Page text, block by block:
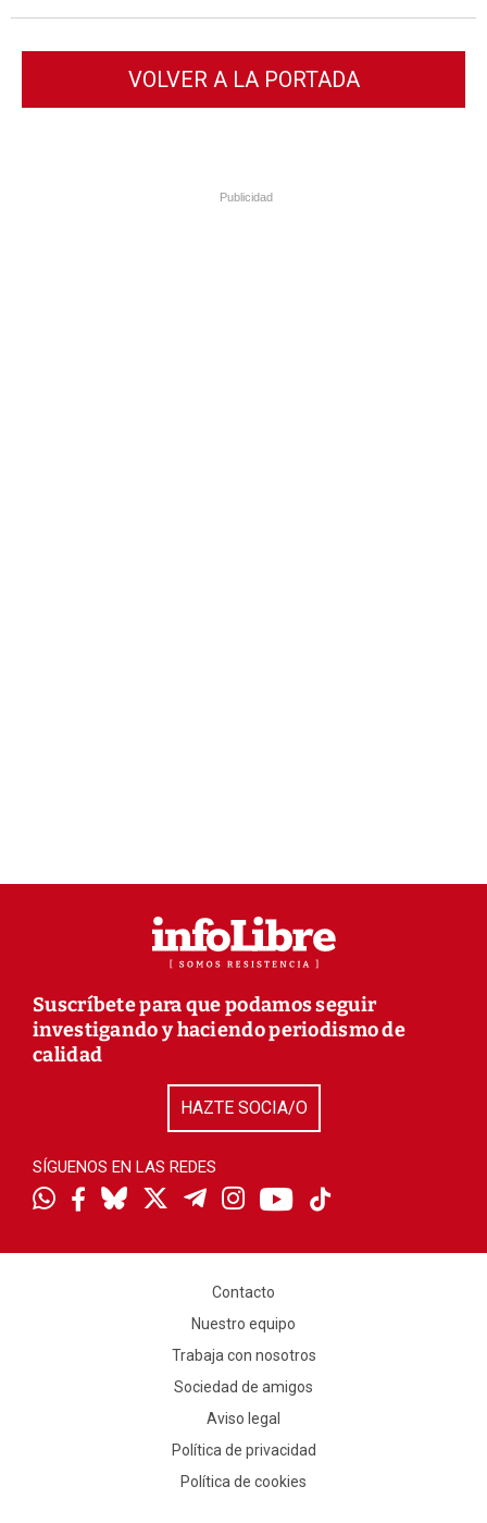
VOLVER A LA PORTADA
Publicidad
Suscríbete para que podamos seguir
investigando y haciendo periodismo de
calidad
HAZTE SOCIA/O
SÍGUENOS EN LAS REDES
Contacto
Nuestro equipo
Trabaja con nosotros
Sociedad de amigos
Aviso legal
Política de privacidad
Política de cookies